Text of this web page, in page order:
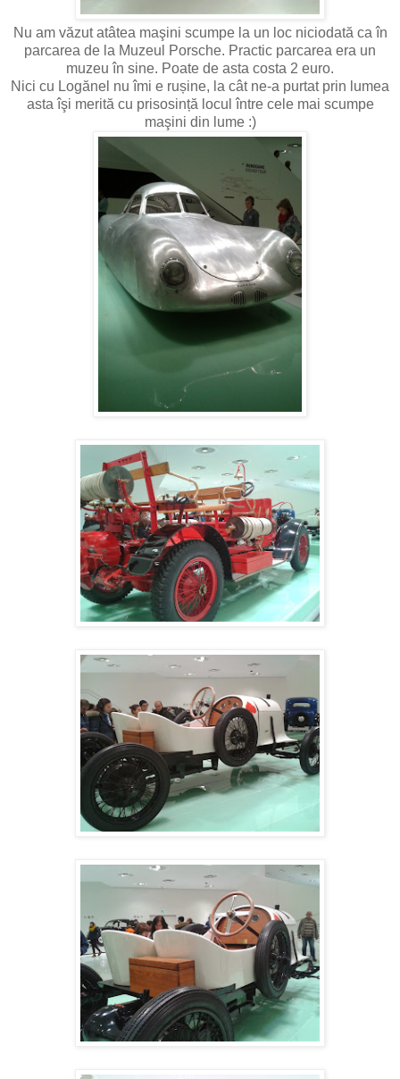
Nu am văzut atâtea maşini scumpe la un loc niciodată ca în
parcarea de la Muzeul Porsche. Practic parcarea era un
muzeu în sine. Poate de asta costa 2 euro.
Nici cu Logănel nu îmi e rușine, la cât ne-a purtat prin lumea
asta îşi merită cu prisosință locul între cele mai scumpe
maşini din lume :)